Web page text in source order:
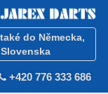
do Německa,
+420 776 333 686